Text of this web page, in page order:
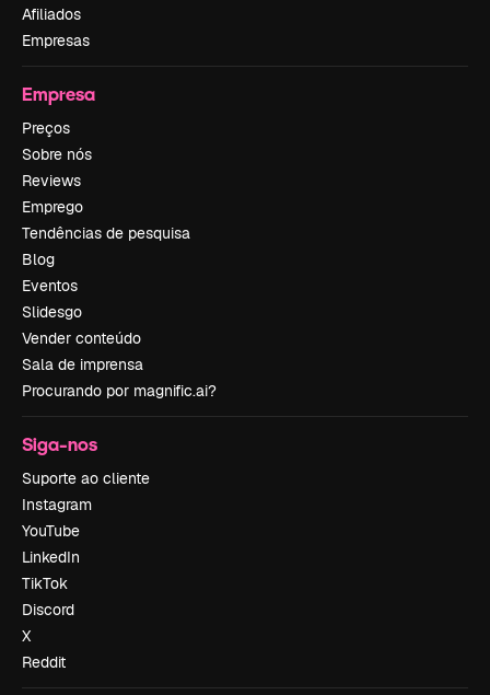
Afiliados
Empresas
Empresa
Preços
Sobre nós
Reviews
Emprego
Tendências de pesquisa
Blog
Eventos
Slidesgo
Vender conteúdo
Sala de imprensa
Procurando por magnific.ai?
Siga-nos
Suporte ao cliente
Instagram
YouTube
LinkedIn
TikTok
Discord
X
Reddit